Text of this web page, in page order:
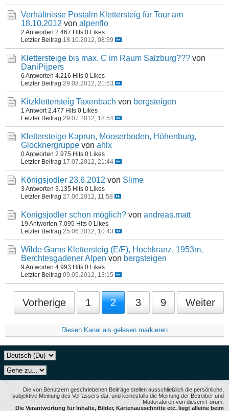
Verhältnisse Postalm Klettersteig für Tour am
18.10.2012 von alpenflo
2 Antworten 2.467 Hits 0 Likes
Letzter Beitrag 18.10.2012, 08:59
Klettersteige bis max. C im Raum Salzburg??? von
DaniPijpers
6 Antworten 4.216 Hits 0 Likes
Letzter Beitrag 29.08.2012, 21:53
Kitzklettersteig Taxenbach von bergsteigen
1 Antwort 2.477 Hits 0 Likes
Letzter Beitrag 29.07.2012, 18:54
Klettersteige Kaprun, Mooserboden, Höhenburg,
Glocknergruppe von ahlx
0 Antworten 2.975 Hits 0 Likes
Letzter Beitrag 17.07.2012, 21:44
Königsjodler 23.6.2012 von Slime
3 Antworten 3.135 Hits 0 Likes
Letzter Beitrag 27.06.2012, 11:58
Königsjodler schon möglich? von andreas.matt
19 Antworten 7.095 Hits 0 Likes
Letzter Beitrag 25.06.2012, 10:43
Wilde Gams Klettersteig (E/F), Hochkranz, 1953m,
Berchtesgadener Alpen von bergsteigen
9 Antworten 4.993 Hits 0 Likes
Letzter Beitrag 09.05.2012, 13:15
Vorherige 1 2 3 9 Weiter
Diesen Kanal als gelesen markieren
Die von Benutzern geschriebenen Beiträge stellen ausschließlich die persönliche,
subjektive Meinung des Verfassers dar, und keinesfalls die Meinung der Betreiber und
Moderatoren von diesem Forum.
Die Verantwortung für Inhalte, Bilder, Kartenausschnitte etc. liegt alleine beim